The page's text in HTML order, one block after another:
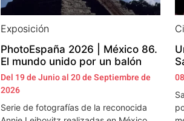
Exposición
PhotoEspaña 2026 | México 86.
El mundo unido por un balón
Del 19 de Junio al 20 de Septiembre de
2026
Serie de fotografías de la reconocida